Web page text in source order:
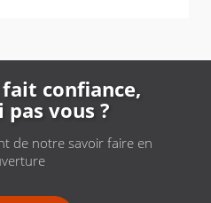
confiance,
vous ?
de notre savoir faire en